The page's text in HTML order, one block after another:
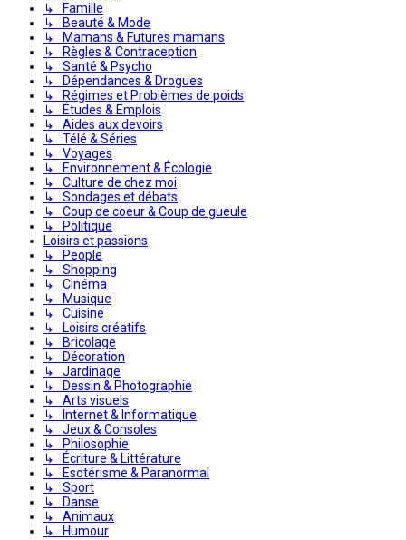
↳ Famille
↳ Beauté & Mode
↳ Mamans & Futures mamans
↳ Règles & Contraception
↳ Santé & Psycho
↳ Dépendances & Drogues
↳ Régimes et Problèmes de poids
↳ Études & Emplois
↳ Aides aux devoirs
↳ Télé & Séries
↳ Voyages
↳ Environnement & Écologie
↳ Culture de chez moi
↳ Sondages et débats
↳ Coup de coeur & Coup de gueule
↳ Politique
Loisirs et passions
↳ People
↳ Shopping
↳ Cinéma
↳ Musique
↳ Cuisine
↳ Loisirs créatifs
↳ Bricolage
↳ Décoration
↳ Jardinage
↳ Dessin & Photographie
↳ Arts visuels
↳ Internet & Informatique
↳ Jeux & Consoles
↳ Philosophie
↳ Écriture & Littérature
↳ Esotérisme & Paranormal
↳ Sport
↳ Danse
↳ Animaux
↳ Humour